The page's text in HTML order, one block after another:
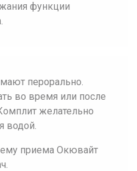
функции
перорально.
во время или после
желательно
водой.
приема Окювайт